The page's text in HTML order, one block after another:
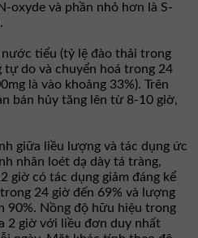
oxyde và phần nhỏ hơn là S-
tiểu (tỷ lệ đào thải trong
do và chuyển hoá trong 24
là vào khoảng 33%). Trên
bán hủy tăng lên từ 8-10 giờ,
giữa liều lượng và tác dụng ức
nhân loét dạ dày tá tràng,
giờ có tác dụng giảm đáng kể
24 giờ đến 69% và lượng
90%. Nồng độ hữu hiệu trong
2 giờ với liều đơn duy nhất